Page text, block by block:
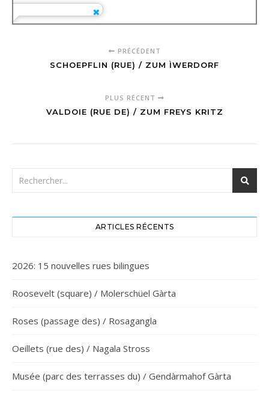
PRÉCÉDENT
SCHOEPFLIN (RUE) / ZUM ÌWERDORF
PLUS RÉCENT
VALDOIE (RUE DE) / ZUM FREYS KRITZ
ARTICLES RÉCENTS
2026: 15 nouvelles rues bilingues
Roosevelt (square) / Molerschüel Gàrta
Roses (passage des) / Rosagangla
Oeillets (rue des) / Nagala Stross
Musée (parc des terrasses du) / Gendàrmahof Gàrta